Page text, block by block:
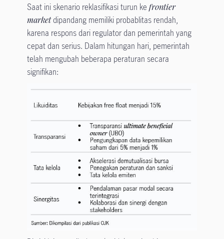
Saat ini skenario reklasifikasi turun ke frontier
marketdipandang memiliki probablitas rendah,
karena respons dari regulator dan pemerintah yang
cepat dan serius. Dalam hitungan hari, pemerintah
telah mengubah beberapa peraturan secara
signifikan: